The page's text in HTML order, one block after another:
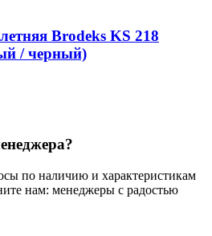
Brodeks KS 218
/ черный)
по наличию и характеристикам
нам: менеджеры с радостью